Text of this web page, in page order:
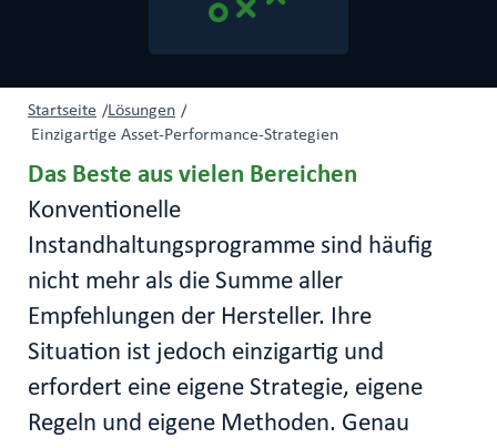
Startseite /Lösungen /
Einzigartige Asset‑Performance‑Strategien
Das Beste aus vielen Bereichen
Konventionelle
Instandhaltungsprogramme sind häufig
nicht mehr als die Summe aller
Empfehlungen der Hersteller. Ihre
Situation ist jedoch einzigartig und
erfordert eine eigene Strategie, eigene
Regeln und eigene Methoden. Genau